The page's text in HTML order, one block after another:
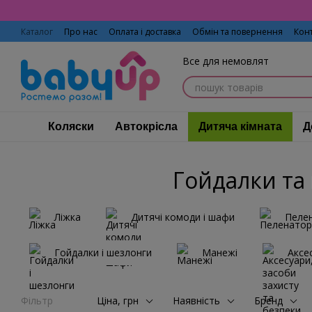
Каталог Про нас Оплата і доставка Обмін та повернення
Все для немовлят
Коляски Автокрісла Дитяча кімната
Гойдалки
Ліжка Дитячі комоди і шафи
Гойдалки і шезлонги Манежі
Фільтр Ціна, грн Наявність Бренд